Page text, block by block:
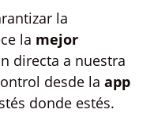
la
la mejor
directa a nuestra
desde la app
donde estés.